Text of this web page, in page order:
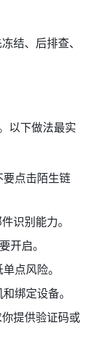
结、后排查、
以下做法最实
要点击陌生链
识别能力。
开启。
点风险。
绑定设备。
提供验证码或